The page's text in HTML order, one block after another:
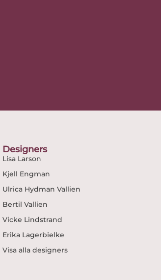
Designers
Lisa Larson
Kjell Engman
Ulrica Hydman Vallien
Bertil Vallien
Vicke Lindstrand
Erika Lagerbielke
Visa alla designers